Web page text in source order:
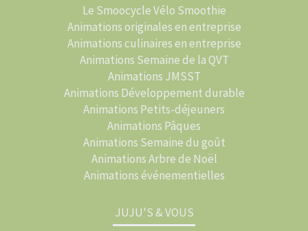
Le Smoocycle Vélo Smoothie
Animations originales en entreprise
Animations culinaires en entreprise
Animations Semaine de la QVT
Animations JMSST
Animations Développement durable
Animations Petits-déjeuners
Animations Pâques
Animations Semaine du goût
Animations Arbre de Noël
Animations événementielles
JUJU'S & VOUS